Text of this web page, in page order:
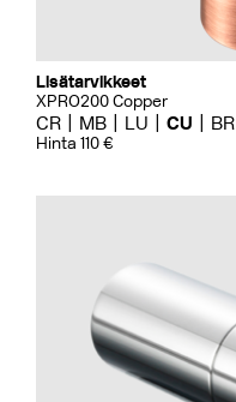
Lisätarvikkeet
XPRO200 Copper
CR MB LU CU BR
Hinta 110 €